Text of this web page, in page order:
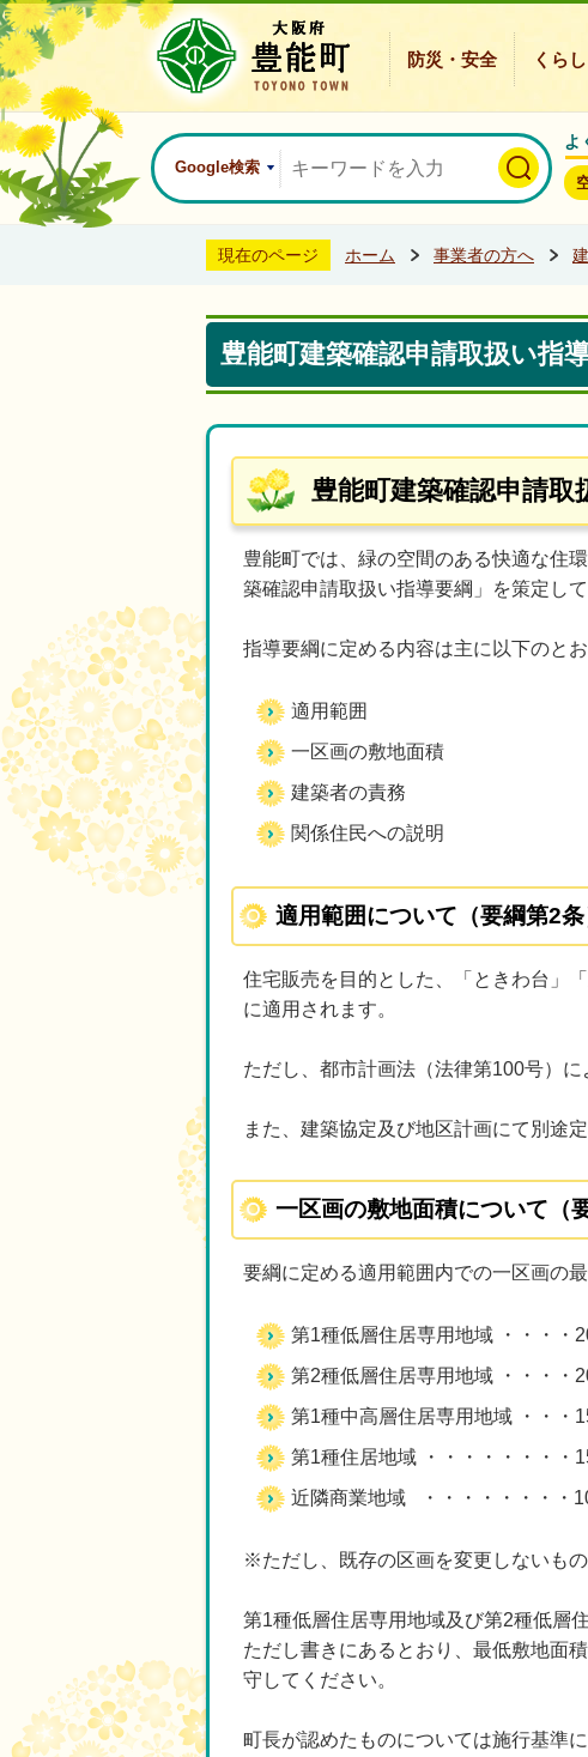
防災・安全 くら
Google検索
よ
現在のページ ホーム 事業者の方へ
豊能町建築確認申請取扱い指
豊能町建築確認申請
豊能町では、緑の空間のある快適な住
築確認申請取扱い指導要綱」を策定して
指導要綱に定める内容は主に以下のとお
適用範囲
一区画の敷地面積
建築者の責務
関係住民への説明
適用範囲について（要綱第2条
住宅販売を目的とした、「ときわ台」
に適用されます。
ただし、都市計画法（法律第100号）
また、建築協定及び地区計画にて別途
一区画の敷地面積について（
要綱に定める適用範囲内での一区画の
第1種低層住居専用地域 ・・・・
第2種低層住居専用地域 ・・・・
第1種中高層住居専用地域 ・・・
第1種住居地域 ・・・・・・・・
近隣商業地域 ・・・・・・・・
※ただし、既存の区画を変更しないも
第1種低層住居専用地域及び第2種低層
ただし書きにあるとおり、最低敷地面
守してください。
町長が認めたものについては施行基準